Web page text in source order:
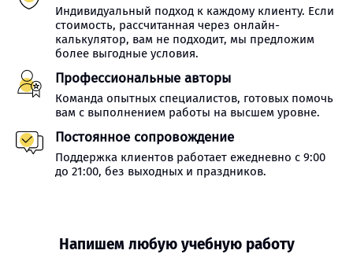
Индивидуальный подход к каждому клиенту. Если
стоимость, рассчитанная через онлайн-
калькулятор, вам не подходит, мы предложим
более выгодные условия.
Профессиональные авторы
Команда опытных специалистов, готовых помочь
вам с выполнением работы на высшем уровне.
Постоянное сопровождение
Поддержка клиентов работает ежедневно с 9:00
до 21:00, без выходных и праздников.
Напишем любую учебную работу